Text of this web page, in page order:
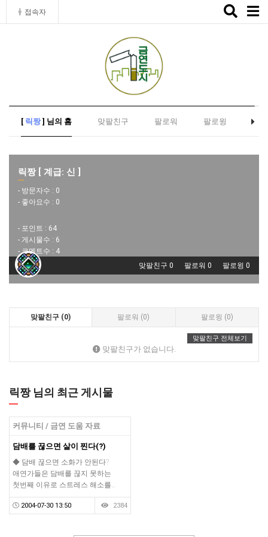
접속자
Toggle
[ 릭짱] 님의 홈 맞팔친구 팔로워 팔로윙
릭짱 [ 계급: 신 ]
- 방문자수 : 0
- 좋아요수 : 0
- 포인트 : 64
- 게시물수 : 6
- 코멘트수 : 4
맞팔친구 0
팔로워 0 팔로윙 0
맞팔친구 (0) 팔로워 (0) 팔로윙 (0)
맞팔친구 전체보기
맞팔친구가 없습니다.
릭짱 님의 최근 게시물
커뮤니티 / 금연 도움 자료
담배를 끊으면 살이 찐다(?)
◆ 담배 끊으면 소화가 안된다?
애연가들은 담배를 끊지 못하는
첫번째 이유로 스트레스 해소를…
2004-07-30 13:50 2384